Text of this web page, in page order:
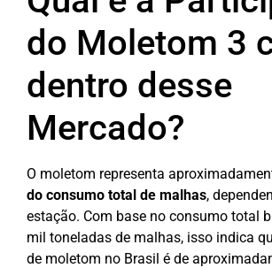
do Moletom 3
dentro desse
Mercado?
O moletom representa
do consumo total de malhas,
estação. Com base no consumo total
mil toneladas de malhas, isso indica
de moletom no Brasil é de